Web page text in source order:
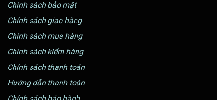
Chính sách bảo mật
Chính sách giao hàng
Chính sách mua hàng
Chính sách kiểm hàng
Chính sách thanh toán
Hướng dẫn thanh toán